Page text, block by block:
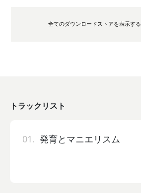
全てのダウンロードストアを表示する
トラックリスト
01. 発育とマニエリスム